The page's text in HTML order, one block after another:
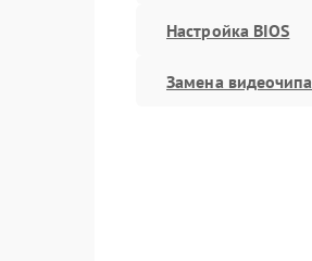
Настройка BIOS
Замена видеочипа